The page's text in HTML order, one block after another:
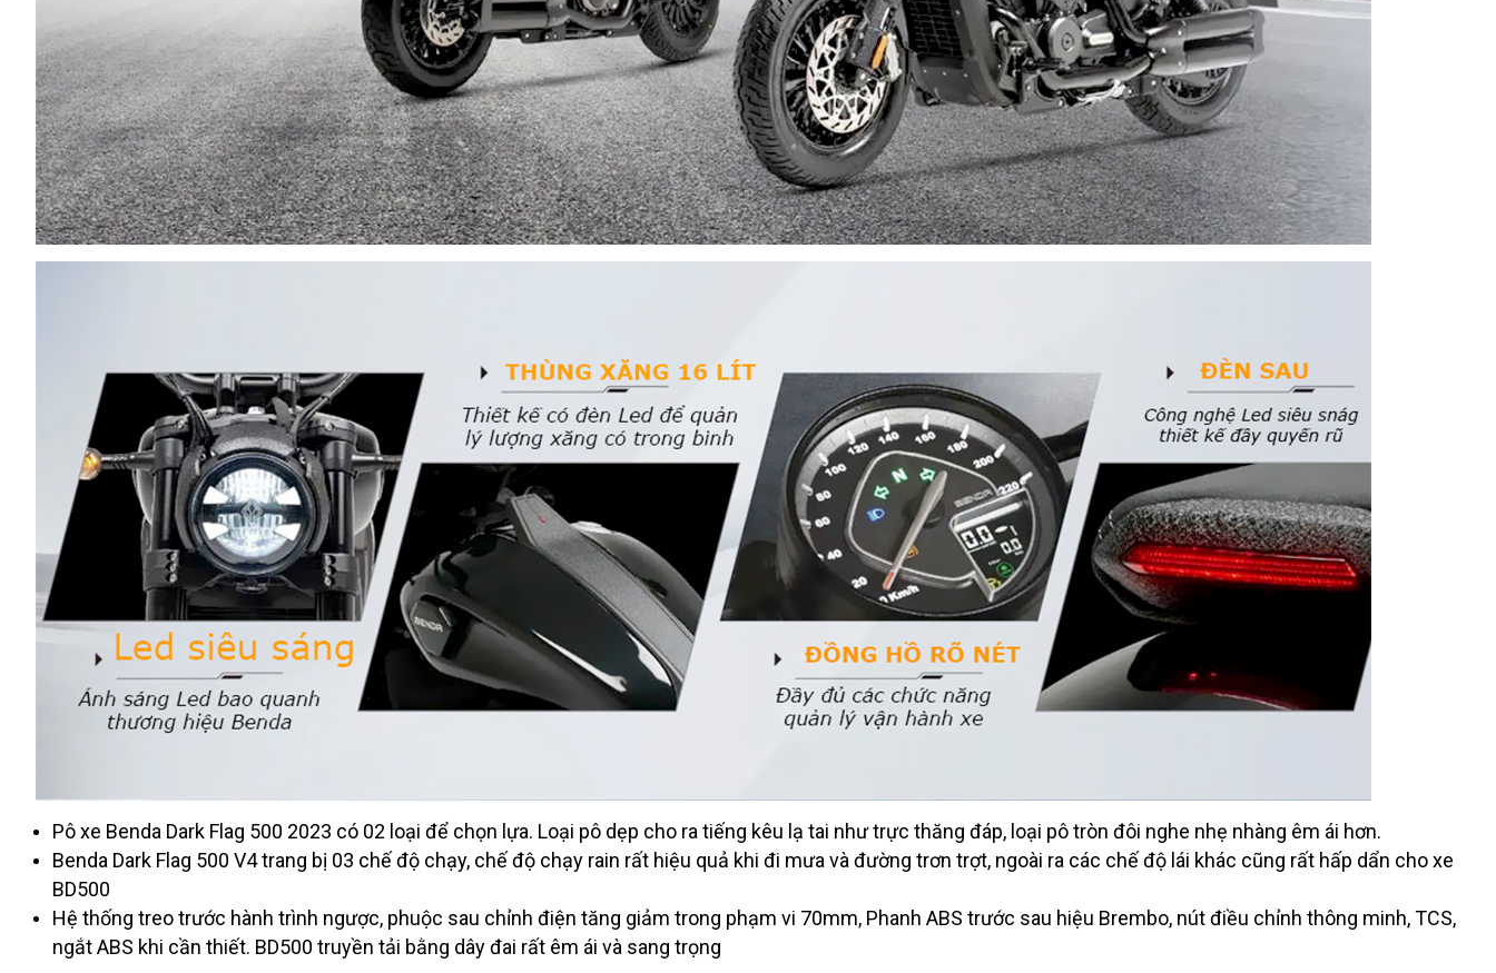
Pô xe Benda Dark Flag 500 2023 có 02 loại để chọn lựa. Loại pô dẹp cho ra tiếng kêu lạ tai như trực thăng đáp, loại pô tròn đôi nghe nhẹ nhàng êm ái hơn.
Benda Dark Flag 500 V4 trang bị 03 chế độ chạy, chế độ chạy rain rất hiệu quả khi đi mưa và đường trơn trợt, ngoài ra các chế độ lái khác cũng rất hấp dẩn cho xe
BD500
Hệ thống treo trước hành trình ngược, phuộc sau chỉnh điện tăng giảm trong phạm vi 70mm, Phanh ABS trước sau hiệu Brembo, nút điều chỉnh thông minh, TCS,
ngắt ABS khi cần thiết. BD500 truyền tải bằng dây đai rất êm ái và sang trọng